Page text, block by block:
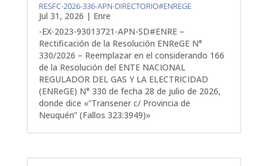
RESFC-2026-336-APN-DIRECTORIO#ENREGE
Jul 31, 2026 | Enre
-EX-2023-93013721-APN-SD#ENRE –
Rectificación de la Resolución ENReGE N°
330/2026 – Reemplazar en el considerando 166
de la Resolución del ENTE NACIONAL
REGULADOR DEL GAS Y LA ELECTRICIDAD
(ENReGE) N° 330 de fecha 28 de julio de 2026,
donde dice «”Transener c/ Provincia de
Neuquén” (Fallos 323:3949)»